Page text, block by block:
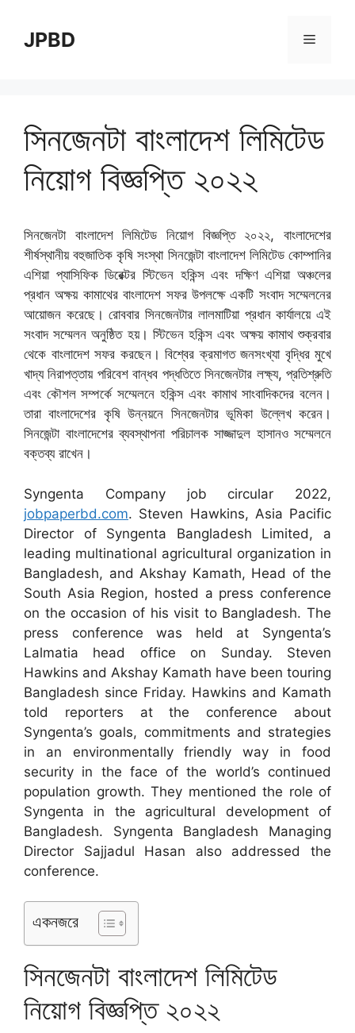
contentJPBD Menu
সিনজেনটা বাংলাদেশ লিমিটেড
নিয়োগ বিজ্ঞপ্তি ২০২২
সিনজেনটা বাংলাদেশ লিমিটেড নিয়োগ বিজ্ঞপ্তি ২০২২, বাংলাদেশের
শীর্ষস্থানীয় বহুজাতিক কৃষি সংস্থা সিনজেন্টা বাংলাদেশ লিমিটেড কোম্পানির
এশিয়া প্যাসিফিক ডিরেক্টর স্টিভেন হকিন্স এবং দক্ষিণ এশিয়া অঞ্চলের
প্রধান অক্ষয় কামাথের বাংলাদেশ সফর উপলক্ষে একটি সংবাদ সম্মেলনের
আয়োজন করেছে। রোববার সিনজেনটার লালমাটিয়া প্রধান কার্যালয়ে এই
সংবাদ সম্মেলন অনুষ্ঠিত হয়। স্টিভেন হকিন্স এবং অক্ষয় কামাথ শুক্রবার
থেকে বাংলাদেশ সফর করছেন। বিশ্বের ক্রমাগত জনসংখ্যা বৃদ্ধির মুখে
খাদ্য নিরাপত্তায় পরিবেশ বান্ধব পদ্ধতিতে সিনজেনটার লক্ষ্য, প্রতিশ্রুতি
এবং কৌশল সম্পর্কে সম্মেলনে হকিন্স এবং কামাথ সাংবাদিকদের বলেন।
তারা বাংলাদেশের কৃষি উন্নয়নে সিনজেনটার ভূমিকা উল্লেখ করেন।
সিনজেন্টা বাংলাদেশের ব্যবস্থাপনা পরিচালক সাজ্জাদুল হাসানও সম্মেলনে
বক্তব্য রাখেন।
Syngenta Company job circular 2022,
jobpaperbd.com. Steven Hawkins, Asia Pacific
Director of Syngenta Bangladesh Limited, a
leading multinational agricultural organization in
Bangladesh, and Akshay Kamath, Head of the
South Asia Region, hosted a press conference
on the occasion of his visit to Bangladesh. The
press conference was held at Syngenta’s
Lalmatia head office on Sunday. Steven
Hawkins and Akshay Kamath have been touring
Bangladesh since Friday. Hawkins and Kamath
told reporters at the conference about
Syngenta’s goals, commitments and strategies
in an environmentally friendly way in food
security in the face of the world’s continued
population growth. They mentioned the role of
Syngenta in the agricultural development of
Bangladesh. Syngenta Bangladesh Managing
Director Sajjadul Hasan also addressed the
conference.
একনজরে
সিনজেনটা বাংলাদেশ লিমিটেড
নিয়োগ বিজ্ঞপ্তি ২০২২